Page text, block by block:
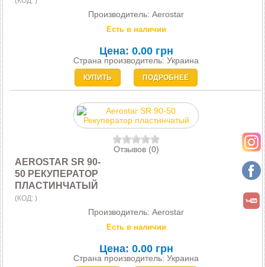
Производитель: Aerostar
Есть в наличии
Цена: 0.00 грн
Страна производитель: Украина
КУПИТЬ ПОДРОБНЕЕ
Отзывов (0)
AEROSTAR SR 90-
50 РЕКУПЕРАТОР
ПЛАСТИНЧАТЫЙ
(КОД: )
Производитель: Aerostar
Есть в наличии
Цена: 0.00 грн
Страна производитель: Украина